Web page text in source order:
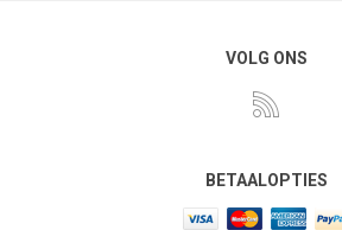
VOLG ONS
BETAALOPTIES